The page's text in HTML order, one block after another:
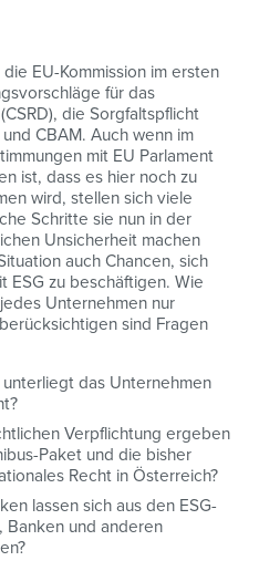
EU-Kommission im ersten
für das
die Sorgfaltspflicht
CBAM. Auch wenn im
mit EU Parlament
ist, dass es hier noch zu
wird, stellen sich viele
Schritte sie nun in der
Unsicherheit machen
auch Chancen, sich
ESG zu beschäftigen. Wie
Unternehmen nur
sind Fragen
das Unternehmen
Verpflichtung ergeben
Paket und die bisher
Recht in Österreich?
lassen sich aus den ESG-
Banken und anderen